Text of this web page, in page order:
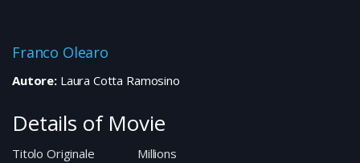
Franco Olearo
Autore:Laura Cotta Ramosino
Details of Movie
Titolo Originale
Millions